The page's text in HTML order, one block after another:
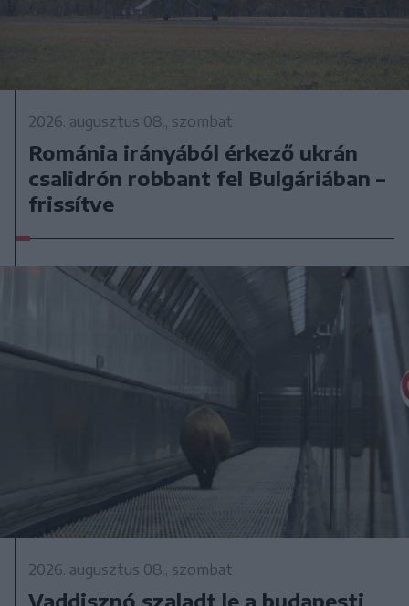
2026. augusztus 08., szombat
Románia irányából érkező ukrán
csalidrón robbant fel Bulgáriában –
frissítve
2026. augusztus 08., szombat
Vaddisznó szaladt le a budapesti